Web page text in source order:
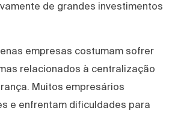
de grandes investimentos
empresas costumam sofrer
relacionados à centralização
Muitos empresários
e enfrentam dificuldades para